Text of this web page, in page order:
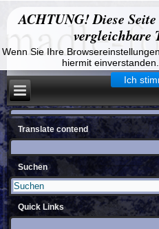
ACHTUNG! Diese
vergleichbare
Wenn Sie Ihre
hiermit einverstanden.
Ich
Translate contend
Suchen
Quick Links